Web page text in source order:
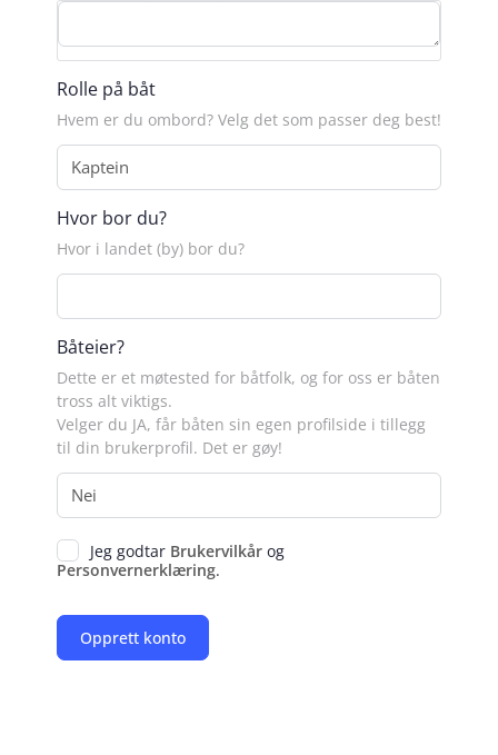
Rolle på båt
Hvem er du ombord? Velg det som passer deg best!
Hvor bor du?
Hvor i landet (by) bor du?
Båteier?
Dette er et møtested for båtfolk, og for oss er båten
tross alt viktigs.
Velger du JA, får båten sin egen profilside i tillegg
til din brukerprofil. Det er gøy!
Jeg godtar Brukervilkårog
Personvernerklæring.